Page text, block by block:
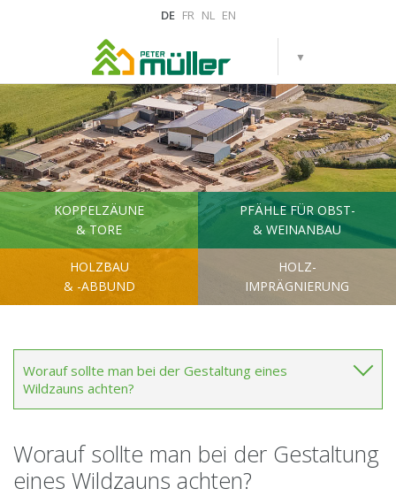
DE FR NL EN
KOPPELZÄUNE
& TORE
PFÄHLE FÜR OBST-
& WEINANBAU
HOLZBAU
& -ABBUND
HOLZ-
IMPRÄGNIERUNG
Worauf sollte man bei der Gestaltung eines
Wildzauns achten?
Lage & Anfahrt
Worauf sollte man bei der Gestaltung
eines Wildzauns achten?